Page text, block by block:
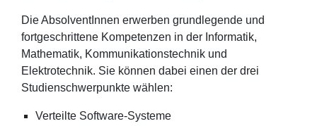
Die AbsolventInnen erwerben grundlegende und
fortgeschrittene Kompetenzen in der Informatik,
Mathematik, Kommunikationstechnik und
Elektrotechnik. Sie können dabei einen der drei
Studienschwerpunkte wählen:
Verteilte Software-Systeme